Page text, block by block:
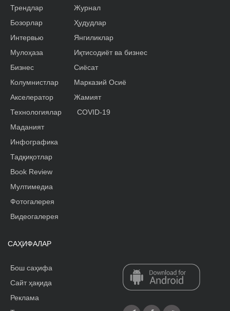
Трендлар
Бозорлар
Интервью
Мулоҳаза
Бизнес
Колумнистлар
Акселератор
Журнал
Ҳудудлар
Янгиликлар
Иқтисодиёт ва бизнес
Сиёсат
Марказий Осиё
Жамият
Технологиялар
Маданият
Инфографика
Тадқиқотлар
Book Review
Мултимедиа
Фотогалерея
Видеогалерея
COVID-19
САҲИФАЛАР
Бош саҳифа
Сайт ҳақида
Реклама